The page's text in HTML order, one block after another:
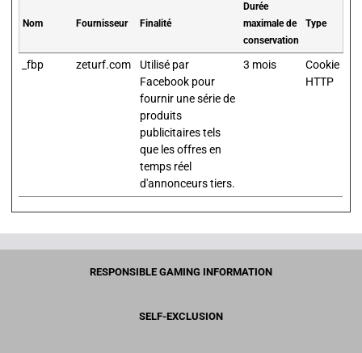
Nom Fournisseur Finalité
Durée
maximale de
conservation
Type
_fbp zeturf.com
Utilisé par
Facebook pour
fournir une série de
produits
publicitaires tels
que les offres en
temps réel
d'annonceurs tiers.
3 mois
Cookie
HTTP
RESPONSIBLE GAMING INFORMATION
SELF-EXCLUSION